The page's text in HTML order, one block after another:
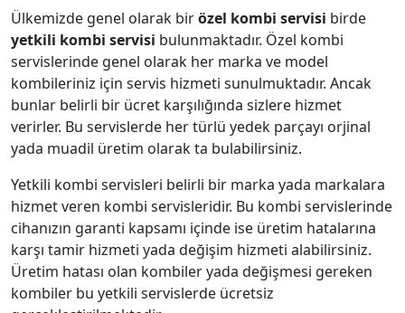
Ülkemizde genel olarak birözel kombi servisi birde
yetkili kombi servisi bulunmaktadır. Özel kombi
servislerinde genel olarak her marka ve model
kombileriniz için servis hizmeti sunulmuktadır. Ancak
bunlar belirli bir ücret karşılığında sizlere hizmet
verirler. Bu servislerde her türlü yedek parçayı orjinal
yada muadil üretim olarak ta bulabilirsiniz.
Yetkili kombi servisleri belirli bir marka yada markalara
hizmet veren kombi servisleridir. Bu kombi servislerinde
cihanızın garanti kapsamı içinde ise üretim hatalarına
karşı tamir hizmeti yada değişim hizmeti alabilirsiniz.
Üretim hatası olan kombiler yada değişmesi gereken
kombiler bu yetkili servislerde ücretsiz